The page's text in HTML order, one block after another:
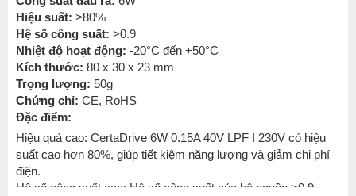
Hiệu suất: >80%
Hệ số công suất: >0.9
Nhiệt độ hoạt động: -20°C đến +50°C
Kích thước: 80 x 30 x 23 mm
Trọng lượng: 50g
Chứng chỉ: CE, RoHS
Đặc điểm:
Hiệu quả cao: CertaDrive 6W 0.15A 40V LPF I 230V có hiệu
suất cao hơn 80%, giúp tiết kiệm năng lượng và giảm chi phí
điện.
Hệ số công suất cao: Hệ số công suất của bộ nguồn >0.9,